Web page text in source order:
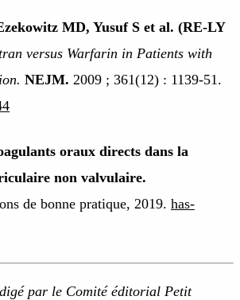
MD, Yusuf S et al. (RE-LY
versus Warfarin in Patients with
NEJM. 2009 ; 361(12) : 1139-51.
oraux directs dans la
non valvulaire.
de bonne pratique, 2019. has-
par le Comité éditorial Petit